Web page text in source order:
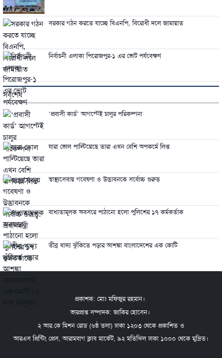
সরকার গঠন করতে যাচ্ছে বিএনপি, বিরোধী দলে জামায়াত
নির্বাচনী এলাকা পিরোজপুর-১ এর ভোট পর্যবেক্ষণ
সর্বশেষ
‘প্রবাসী কার্ড’ আগস্টেই চালুর পরিকল্পনা
যারা ভোল পাল্টিয়েছে তারা এখন বেশি অপকর্মে লিপ্ত
স্বাস্থ্যসেবায় গবেষণা ও উদ্ভাবনকে সর্বোচ্চ গুরুত্
বাধ্যতামূলক অবসরে পাঠানো হলো পুলিশের ১৭ কর্মকর্তাক
তীব্র খাদ্য ঝুঁকিতে পড়ার আশঙ্কা বাংলাদেশের এক কোটি
প্রকাশক: মোঃ মফিজুর রহমান।
ভারপ্রাপ্ত সম্পাদক: জাকির হোসেন।
২ আর.কে মিশন রোড (৬ষ্ঠ তলা) ঢাকা ১২০৩ থেকে প্রকাশিত ও
আরএস প্রিন্টিং প্রেস, আরামবাগ ক্লাব মার্কেট, ৯২ মতিঝিল ঢাকা ১০০০ থেকে মুদ্রিত।